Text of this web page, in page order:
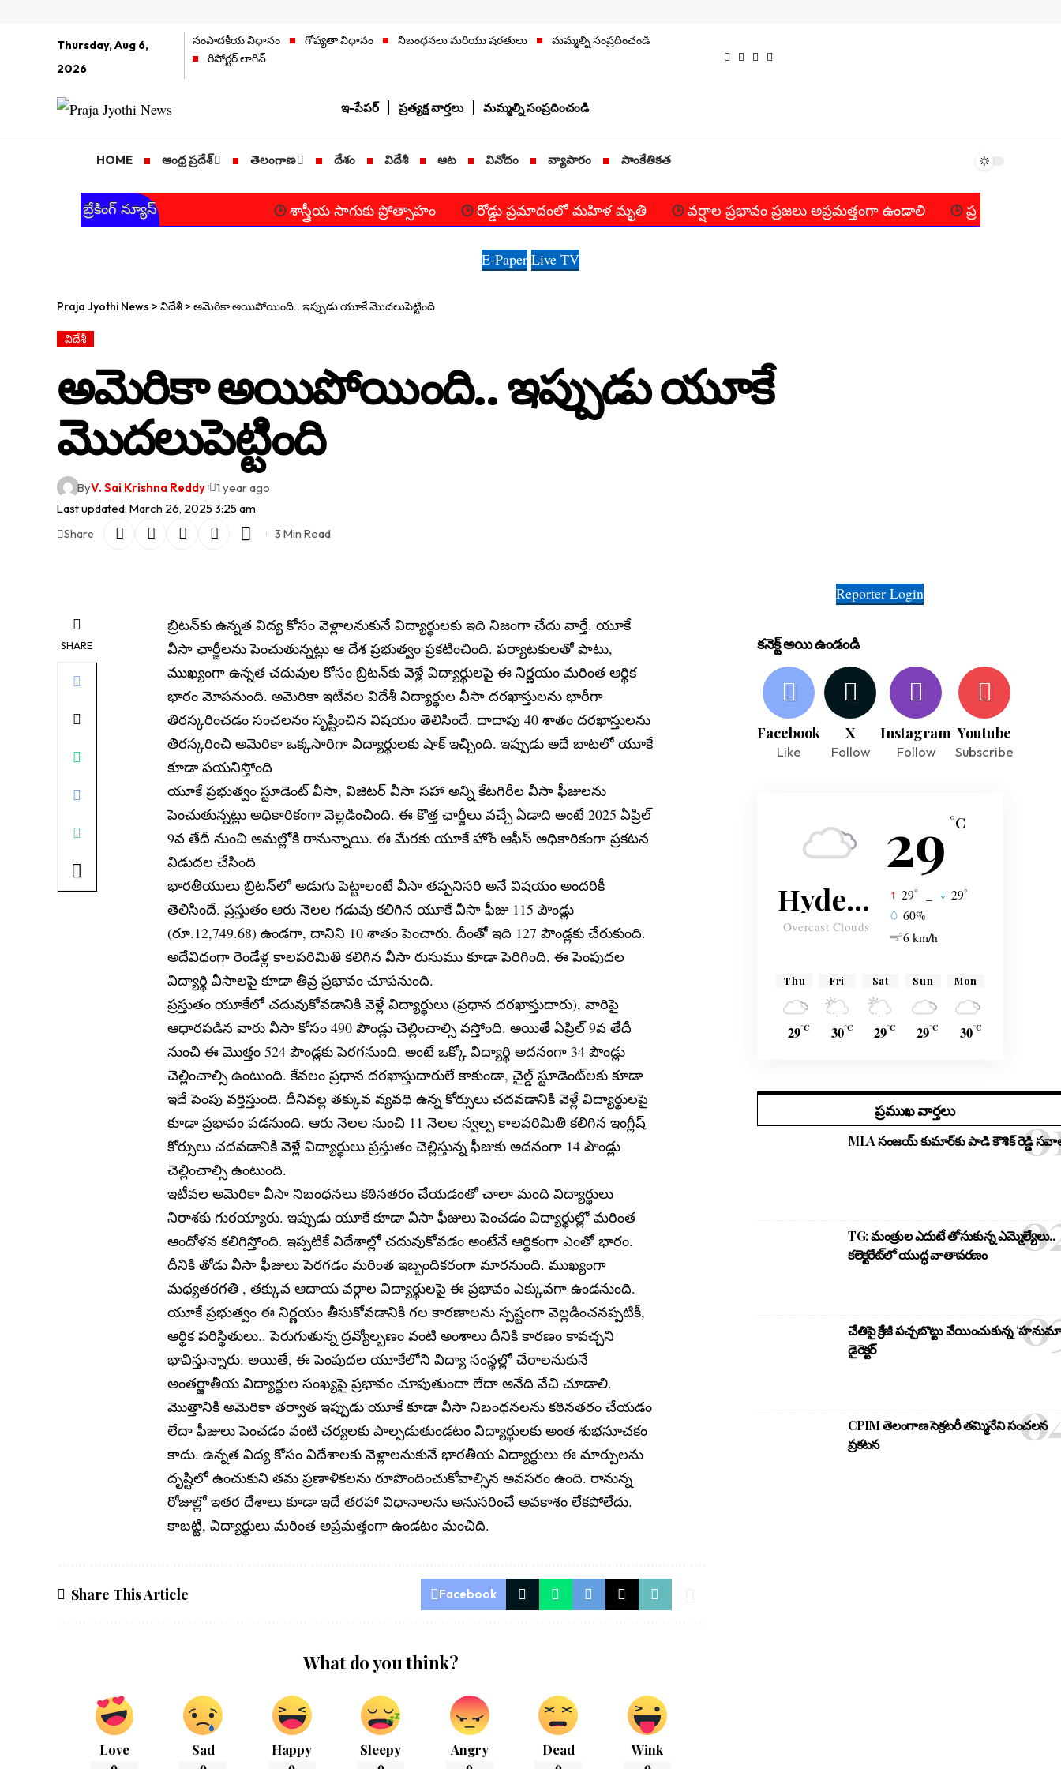
Thursday, Aug 6,
2026
సంపాదకీయ విధానం గోప్యతా విధానం నిబంధనలు మరియు షరతులు
మమ్మల్ని సంప్రదించండి
రిపోర్టర్ లాగిన్
ఇ-పేపర్ ప్రత్యక్ష వార్తలు మమ్మల్ని సంప్రదించండి
HOME ఆంధ్ర ప్రదేశ్ తెలంగాణ దేశం విదేశీ ఆట వినోదం వ్యాపారం సాంకేతికత
బ్రేకింగ్ న్యూస్ శాస్త్రీయ సాగుకు ప్రోత్సాహం రోడ్డు ప్రమాదంలో మహిళ మృతి వర్షాల ప్రభావం ప్రజలు అప్రమత్తంగా ఉండాలి ప్రభుత్వ పాఠశాలల్లో
E-Paper Live TV
Praja Jyothi News > విదేశీ > అమెరికా అయిపోయింది.. ఇప్పుడు యూకే మొదలుపెట్టింది
విదేశీ
అమెరికా అయిపోయింది.. ఇప్పుడు యూకే
మొదలుపెట్టింది
Last updated: March 26, 2025 3:25 am
ByV. Sai Krishna Reddy 1 year ago
Share 3 Min Read
SHARE
బ్రిటన్‌కు ఉన్నత విద్య కోసం వెళ్లాలనుకునే విద్యార్థులకు ఇది నిజంగా చేదు వార్తే. యూకే
వీసా ఛార్జీలను పెంచుతున్నట్లు ఆ దేశ ప్రభుత్వం ప్రకటించింది. పర్యాటకులతో పాటు,
ముఖ్యంగా ఉన్నత చదువుల కోసం బ్రిటన్‌కు వెళ్లే విద్యార్థులపై ఈ నిర్ణయం మరింత ఆర్థిక
భారం మోపనుంది. అమెరికా ఇటీవల విదేశీ విద్యార్థుల వీసా దరఖాస్తులను భారీగా
తిరస్కరించడం సంచలనం సృష్టించిన విషయం తెలిసిందే. దాదాపు 40 శాతం దరఖాస్తులను
తిరస్కరించి అమెరికా ఒక్కసారిగా విద్యార్థులకు షాక్ ఇచ్చింది. ఇప్పుడు అదే బాటలో యూకే
కూడా పయనిస్తోంది
యూకే ప్రభుత్వం స్టూడెంట్ వీసా, విజిటర్ వీసా సహా అన్ని కేటగిరీల వీసా ఫీజులను
పెంచుతున్నట్లు అధికారికంగా వెల్లడించింది. ఈ కొత్త ఛార్జీలు వచ్చే ఏడాది అంటే 2025 ఏప్రిల్
9వ తేదీ నుంచి అమల్లోకి రానున్నాయి. ఈ మేరకు యూకే హోం ఆఫీస్ అధికారికంగా ప్రకటన
విడుదల చేసింది
భారతీయులు బ్రిటన్‌లో అడుగు పెట్టాలంటే వీసా తప్పనిసరి అనే విషయం అందరికీ
తెలిసిందే. ప్రస్తుతం ఆరు నెలల గడువు కలిగిన యూకే వీసా ఫీజు 115 పౌండ్లు
(రూ.12,749.68) ఉండగా, దానిని 10 శాతం పెంచారు. దీంతో ఇది 127 పౌండ్లకు చేరుకుంది.
అదేవిధంగా రెండేళ్ల కాలపరిమితి కలిగిన వీసా రుసుము కూడా పెరిగింది. ఈ పెంపుదల
విద్యార్థి వీసాలపై కూడా తీవ్ర ప్రభావం చూపనుంది.
ప్రస్తుతం యూకేలో చదువుకోవడానికి వెళ్లే విద్యార్థులు (ప్రధాన దరఖాస్తుదారు), వారిపై
ఆధారపడిన వారు వీసా కోసం 490 పౌండ్లు చెల్లించాల్సి వస్తోంది. అయితే ఏప్రిల్ 9వ తేదీ
నుంచి ఈ మొత్తం 524 పౌండ్లకు పెరగనుంది. అంటే ఒక్కో విద్యార్థి అదనంగా 34 పౌండ్లు
చెల్లించాల్సి ఉంటుంది. కేవలం ప్రధాన దరఖాస్తుదారులే కాకుండా, చైల్డ్ స్టూడెంట్‌లకు కూడా
ఇదే పెంపు వర్తిస్తుంది. దీనివల్ల తక్కువ వ్యవధి ఉన్న కోర్సులు చదవడానికి వెళ్లే విద్యార్థులపై
కూడా ప్రభావం పడనుంది. ఆరు నెలల నుంచి 11 నెలల స్వల్ప కాలపరిమితి కలిగిన ఇంగ్లీష్
కోర్సులు చదవడానికి వెళ్లే విద్యార్థులు ప్రస్తుతం చెల్లిస్తున్న ఫీజుకు అదనంగా 14 పౌండ్లు
చెల్లించాల్సి ఉంటుంది.
ఇటీవల అమెరికా వీసా నిబంధనలు కఠినతరం చేయడంతో చాలా మంది విద్యార్థులు
నిరాశకు గురయ్యారు. ఇప్పుడు యూకే కూడా వీసా ఫీజులు పెంచడం విద్యార్థుల్లో మరింత
ఆందోళన కలిగిస్తోంది. ఇప్పటికే విదేశాల్లో చదువుకోవడం అంటేనే ఆర్థికంగా ఎంతో భారం.
దీనికి తోడు వీసా ఫీజులు పెరగడం మరింత ఇబ్బందికరంగా మారనుంది. ముఖ్యంగా
మధ్యతరగతి , తక్కువ ఆదాయ వర్గాల విద్యార్థులపై ఈ ప్రభావం ఎక్కువగా ఉండనుంది.
యూకే ప్రభుత్వం ఈ నిర్ణయం తీసుకోవడానికి గల కారణాలను స్పష్టంగా వెల్లడించనప్పటికీ,
ఆర్థిక పరిస్థితులు.. పెరుగుతున్న ద్రవ్యోల్బణం వంటి అంశాలు దీనికి కారణం కావచ్చని
భావిస్తున్నారు. అయితే, ఈ పెంపుదల యూకేలోని విద్యా సంస్థల్లో చేరాలనుకునే
అంతర్జాతీయ విద్యార్థుల సంఖ్యపై ప్రభావం చూపుతుందా లేదా అనేది వేచి చూడాలి.
మొత్తానికి అమెరికా తర్వాత ఇప్పుడు యూకే కూడా వీసా నిబంధనలను కఠినతరం చేయడం
లేదా ఫీజులు పెంచడం వంటి చర్యలకు పాల్పడుతుండటం విద్యార్థులకు అంత శుభసూచకం
కాదు. ఉన్నత విద్య కోసం విదేశాలకు వెళ్లాలనుకునే భారతీయ విద్యార్థులు ఈ మార్పులను
దృష్టిలో ఉంచుకుని తమ ప్రణాళికలను రూపొందించుకోవాల్సిన అవసరం ఉంది. రానున్న
రోజుల్లో ఇతర దేశాలు కూడా ఇదే తరహా విధానాలను అనుసరించే అవకాశం లేకపోలేదు.
కాబట్టి, విద్యార్థులు మరింత అప్రమత్తంగా ఉండటం మంచిది.
Share This Article Facebook
What do you think?
Love Sad Happy Sleepy Angry Dead Wink
Reporter Login
కనెక్ట్ అయి ఉండండి
Facebook
Like
X
Follow
Instagram
Follow
Youtube
Subscribe
29 °C
Hyderabad
Overcast Clouds
29° 29°
60%
6 km/h
Thu
29°C
Fri
30°C
Sat
29°C
Sun
29°C
Mon
30°C
ప్రముఖ వార్తలు
MLA సంజయ్ కుమార్‌కు పాడి కౌశిక్ రెడ్డి
TG: మంత్రుల ఎదుటే తోసుకున్న ఎమ్మెల్యేలు..
కలెక్టరేట్‌లో యుద్ధ వాతావరణం
చేతిపై క్రేజీ పచ్చబొట్టు వేయించుకున్న
డైరెక్టర్
CPIM తెలంగాణ సెక్రటరీ తమ్మినేని సంచలన
ప్రకటన